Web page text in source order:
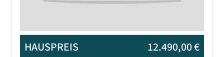
HAUSPREIS 12.490,00 €